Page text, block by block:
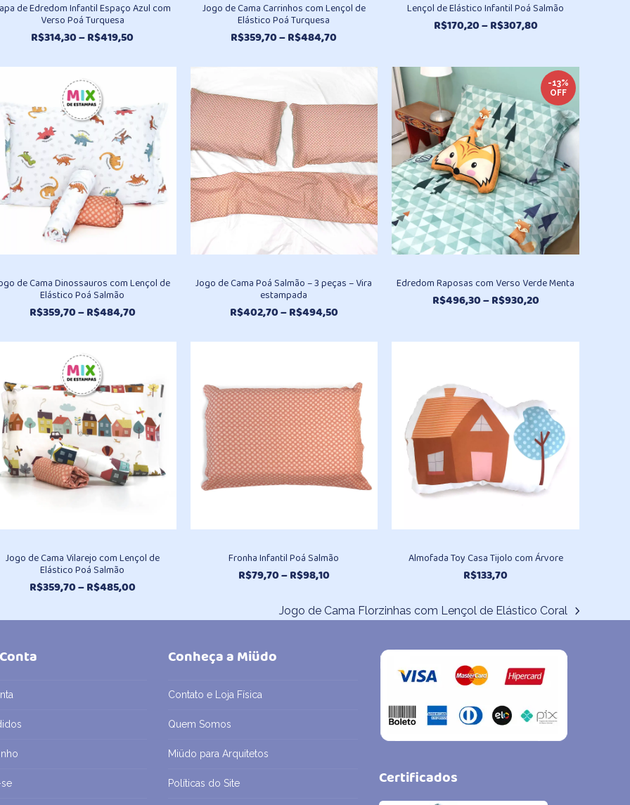
de Edredom Infantil Espaço Azul com
Verso Poá Turquesa
R$314,30–R$419,50
preço:
através
R$419,50
Jogo de Cama Carrinhos com Lençol de
Elástico Poá Turquesa
R$359,70–R$484,70
preço:
através
R$484,70
Lençol de Elástico Infantil Poá Salmão
R$170,20–R$307,80Faixa
R$170,20
através
R$307,80
de Cama Dinossauros com Lençol de
Elástico Poá Salmão
R$359,70–R$484,70Faixa
preço:
R$484,70
Jogo de Cama Poá Salmão – 3 peças – Vira
estampada
R$402,70–R$494,50Faixa
preço:
R$494,50
-13%
OFF
Edredom Raposas com Verso Verde Menta
R$496,30–R$930,20Faixa
R$496,30
Jogo de Cama Vilarejo com Lençol de
Elástico Poá Salmão
R$359,70–R$485,00Faixa
preço:
através
R$485,00
Fronha Infantil Poá Salmão
R$79,70–R$98,10Faixa
preço:
R$79,70
Almofada Toy Casa Tijolo com Árvore
R$133,70
next
Jogo de Cama Florzinhas com Lençol de Elástico Coral
Conheça a Miüdo
Contato e Loja Física
Quem Somos
Miüdo para Arquitetos
Políticas do Site Certificados